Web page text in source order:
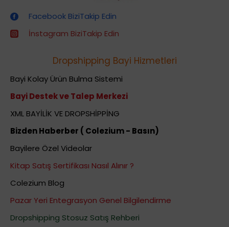
Facebook BiziTakip Edin
İnstagram BiziTakip Edin
Dropshipping Bayi Hizmetleri
Bayi Kolay Ürün Bulma Sistemi
Bayi Destek ve Talep Merkezi
XML BAYİLİK VE DROPSHİPPİNG
Bizden Haberber ( Colezium - Basın)
Bayilere Özel Videolar
Kitap Satış Sertifikası Nasıl Alınır ?
Colezium Blog
Pazar Yeri Entegrasyon Genel Bilgilendirme
Dropshipping Stosuz Satış Rehberi